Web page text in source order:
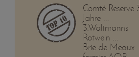
Comté Reserve
Jahre ...
3.Waltmanns
Rotwein ...
Brie de Meaux